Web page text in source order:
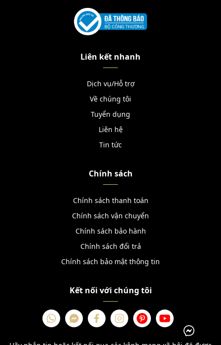
Liên kết nhanh
Dịch vụ/Hỗ trợ
Về chúng tôi
Tuyển dụng
Liên hệ
Tin tức
Chính sách
Chính sách thanh toán
Chính sách vận chuyển
Chính sách bảo hành
Chính sách đổi trả
Chính sách bảo mật thông tin
Kết nối với chúng tôi